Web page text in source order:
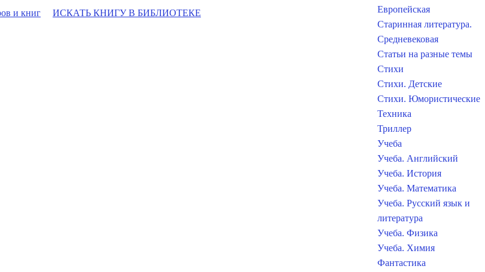
и книг ИСКАТЬ КНИГУ В БИБЛИОТЕКЕ
Европейская
Старинная литература.
Средневековая
Статьи на разные темы
Стихи
Стихи. Детские
Стихи. Юмористические
Техника
Триллер
Учеба
Учеба. Английский
Учеба. История
Учеба. Математика
Учеба. Русский язык и
литература
Учеба. Физика
Учеба. Химия
Фантастика